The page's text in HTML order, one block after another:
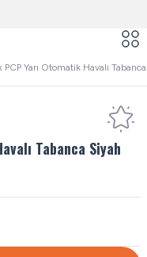
PCP Yarı Otomatik Havalı
Tabanca Siyah